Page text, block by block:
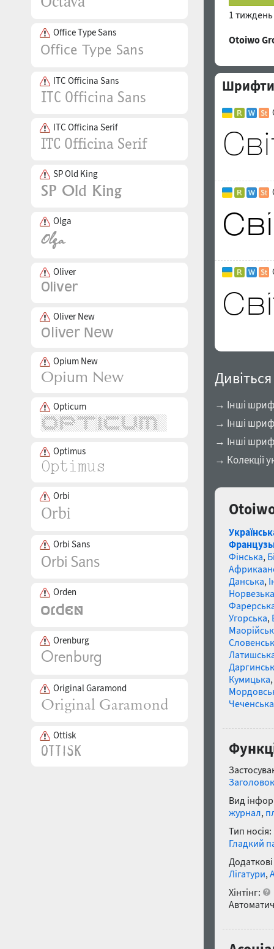
Office Type Sans
ITC Officina Sans
ITC Officina Serif
SP Old King
Olga
Oliver
Oliver New
Opium New
Opticum
Optimus
Orbi
Orbi Sans
Orden
Orenburg
Original Garamond
Ottisk
1
Otoiwo
Шрифти
→ Інші
→ Інші
→ Інші
→ Колекції
Фінська,
Данська,
Норвезька
Угорська,
Кумицька,
Чеченська
Заголовок
Вид
журнал,
Тип носія:
Гладкий
Лігатури,
Хінтінг: